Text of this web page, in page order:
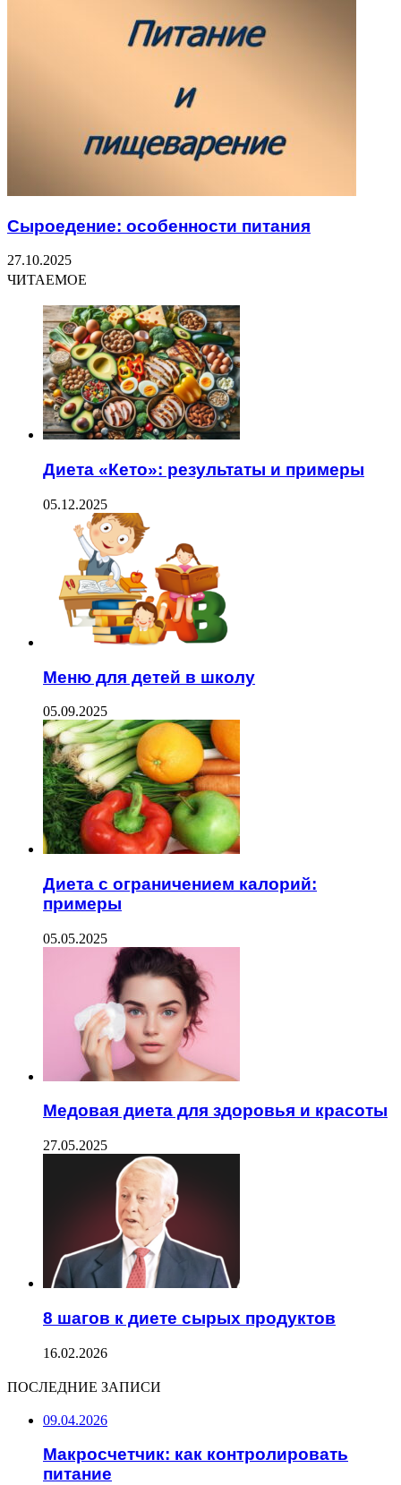
Сыроедение: особенности питания
27.10.2025
ЧИТАЕМОЕ
Диета «Кето»: результаты и примеры
05.12.2025
Меню для детей в школу
05.09.2025
Диета с ограничением калорий:
примеры
05.05.2025
Медовая диета для здоровья и красоты
27.05.2025
8 шагов к диете сырых продуктов
16.02.2026
ПОСЛЕДНИЕ ЗАПИСИ
09.04.2026
Макросчетчик: как контролировать
питание